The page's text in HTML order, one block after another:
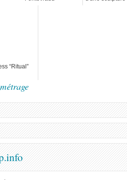
appropriation 3D
“Ritual”